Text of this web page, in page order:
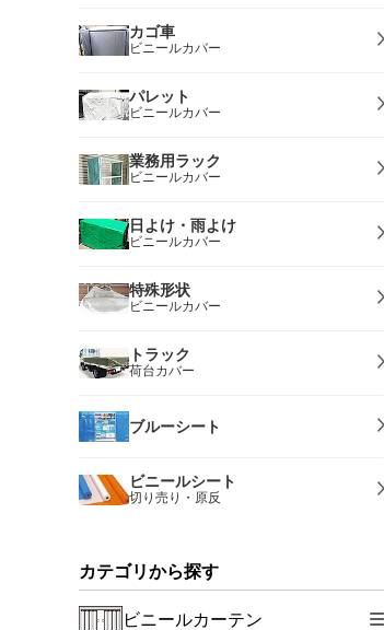
カゴ車
ビニールカバー
パレット
ビニールカバー
業務用ラック
ビニールカバー
日よけ・雨よけ
ビニールカバー
特殊形状
ビニールカバー
トラック
荷台カバー
ブルーシート
ビニールシート
切り売り・原反
カテゴリから探す
ビニールカーテン